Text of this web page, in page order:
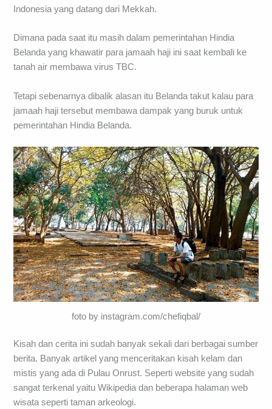
Indonesia yang datang dari Mekkah.
Dimana pada saat itu masih dalam pemerintahan Hindia
Belanda yang khawatir para jamaah haji ini saat kembali ke
tanah air membawa virus TBC.
Tetapi sebenarnya dibalik alasan itu Belanda takut kalau para
jamaah haji tersebut membawa dampak yang buruk untuk
pemerintahan Hindia Belanda.
foto by instagram.com/chefiqbal/
Kisah dan cerita ini sudah banyak sekali dari berbagai sumber
berita. Banyak artikel yang menceritakan kisah kelam dan
mistis yang ada di Pulau Onrust. Seperti website yang sudah
sangat terkenal yaitu Wikipedia dan beberapa halaman web
wisata seperti taman arkeologi.